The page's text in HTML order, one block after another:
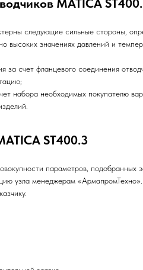
MATICA
следующие сильные стороны,
высоких значениях давлений и
за счет фланцевого соединения
набора необходимых покупателю
ST400.3
параметров,
узла менеджерам